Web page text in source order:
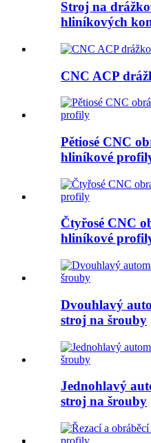
Stroj na
hliníkových
CNC ACP
Pětiosé CNC
hliníkové
Čtyřosé CNC
hliníkové
Dvouhlavý
stroj na šrouby
Jednohlavý
stroj na šrouby